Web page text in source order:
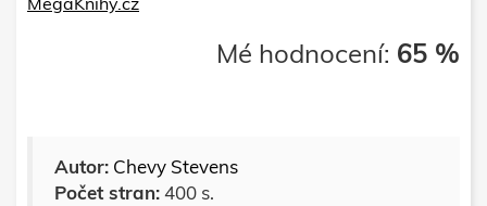
Mé hodnocení: 65 %
Autor: Chevy Stevens
Počet stran:400 s.